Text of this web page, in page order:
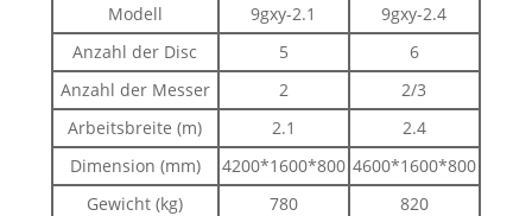
Modell 9gxy-2.1
9gxy-2.4
Anzahl der Disc
5
6
Anzahl der Messer
2
2/3
Arbeitsbreite (m)
2.1
2.4
Dimension (mm)
4200*1600*800 4600*1600*800
Gewicht (kg)
780
820